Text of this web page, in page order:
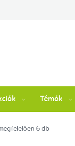
Ellenőrizze a rendelés
Témák
6 db